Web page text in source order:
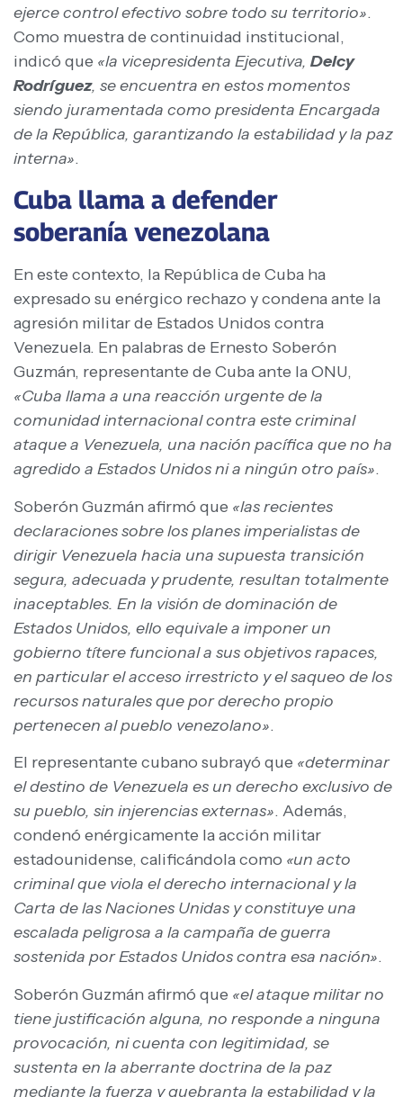
ejerce control efectivo sobre todo su territorio».
Como muestra de continuidad institucional,
indicó que «la vicepresidenta Ejecutiva, Delcy
Rodríguez, se encuentra en estos momentos
siendo juramentada como presidenta Encargada
de la República, garantizando la estabilidad y la paz
interna».
Cuba llama a defender
soberanía venezolana
En este contexto, la República de Cuba ha
expresado su enérgico rechazo y condena ante la
agresión militar de Estados Unidos contra
Venezuela. En palabras de Ernesto Soberón
Guzmán, representante de Cuba ante la ONU,
«Cuba llama a una reacción urgente de la
comunidad internacional contra este criminal
ataque a Venezuela, una nación pacífica que no ha
agredido a Estados Unidos ni a ningún otro país».
Soberón Guzmán afirmó que «las recientes
declaraciones sobre los planes imperialistas de
dirigir Venezuela hacia una supuesta transición
segura, adecuada y prudente, resultan totalmente
inaceptables. En la visión de dominación de
Estados Unidos, ello equivale a imponer un
gobierno títere funcional a sus objetivos rapaces,
en particular el acceso irrestricto y el saqueo de los
recursos naturales que por derecho propio
pertenecen al pueblo venezolano».
El representante cubano subrayó que «determinar
el destino de Venezuela es un derecho exclusivo de
su pueblo, sin injerencias externas». Además,
condenó enérgicamente la acción militar
estadounidense, calificándola como «un acto
criminal que viola el derecho internacional y la
Carta de las Naciones Unidas y constituye una
escalada peligrosa a la campaña de guerra
sostenida por Estados Unidos contra esa nación».
Soberón Guzmán afirmó que «el ataque militar no
tiene justificación alguna, no responde a ninguna
provocación, ni cuenta con legitimidad, se
sustenta en la aberrante doctrina de la paz
mediante la fuerza y quebranta la estabilidad y la